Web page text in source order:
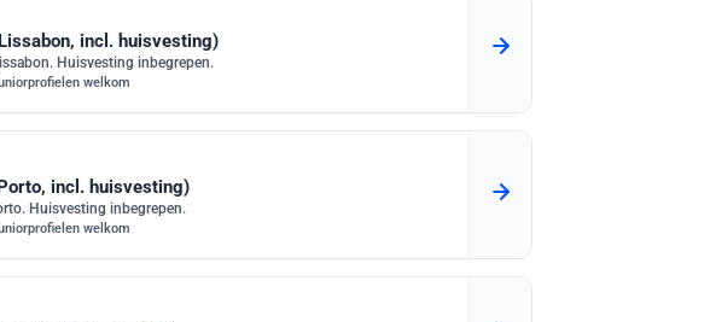
incl. huisvesting)
Huisvesting inbegrepen.
welkom
incl. huisvesting)
Huisvesting inbegrepen.
welkom